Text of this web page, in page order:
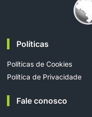
Políticas
Políticas de Cookies
Política de Privacidade
Fale conosco